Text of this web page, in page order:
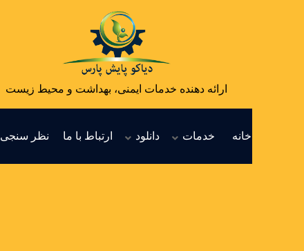
ارائه دهنده خدمات ایمنی، بهداشت و محیط زیست
خانه خدمات دانلود ارتباط با ما نظر سنجی